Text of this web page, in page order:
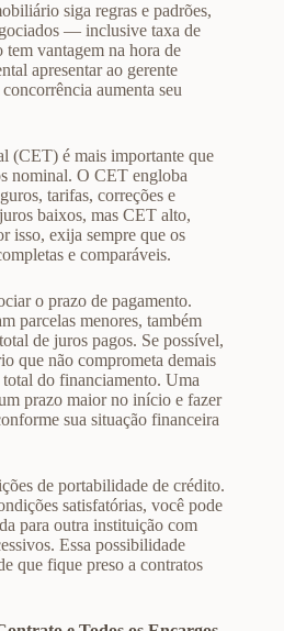
siga regras e padrões,
— inclusive taxa de
vantagem na hora de
apresentar ao gerente
aumenta seu
(CET) é mais importante que
nominal. O CET engloba
tarifas, correções e
baixos, mas CET alto,
isso, exija sempre que os
e comparáveis.
o prazo de pagamento.
parcelas menores, também
de juros pagos. Se possível,
que não comprometa demais
total do financiamento. Uma
prazo maior no início e fazer
sua situação financeira
de portabilidade de crédito.
satisfatórias, você pode
para outra instituição com
Essa possibilidade
que fique preso a contratos